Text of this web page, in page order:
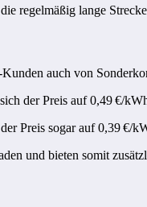
regelmäßig lange
auch von
der Preis auf 0,49 €/
Preis sogar auf 0,39 €/
und bieten somit